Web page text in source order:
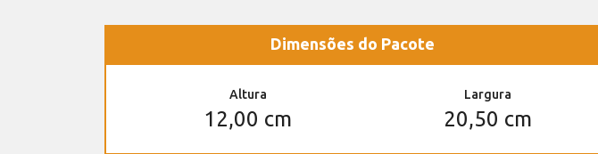
Dimensões do Pacote
Altura
12,00 cm
Largura
20,50 cm